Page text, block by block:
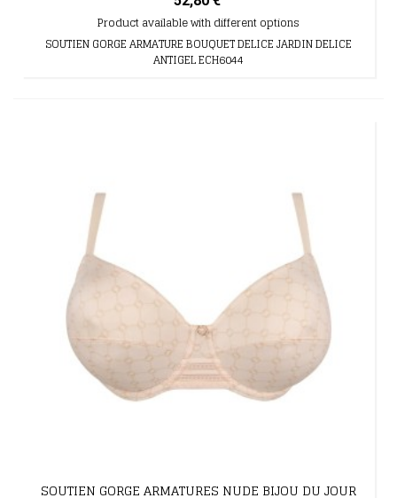
Product available with different options
SOUTIEN GORGE ARMATURE BOUQUET DELICE JARDIN DELICE
ANTIGEL ECH6044
SOUTIEN GORGE ARMATURES NUDE BIJOU DU JOUR